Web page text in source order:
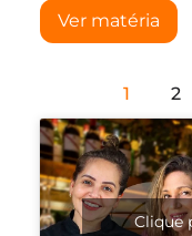
Ver matéria
1 2
Clique